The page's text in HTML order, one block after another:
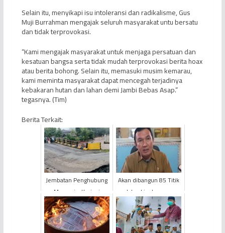
Selain itu, menyikapi isu intoleransi dan radikalisme, Gus
Muji Burrahman mengajak seluruh masyarakat untu bersatu
dan tidak terprovokasi.
“Kami mengajak masyarakat untuk menjaga persatuan dan
kesatuan bangsa serta tidak mudah terprovokasi berita hoax
atau berita bohong. Selain itu, memasuki musim kemarau,
kami meminta masyarakat dapat mencegah terjadinya
kebakaran hutan dan lahan demi Jambi Bebas Asap.”
tegasnya. (Tim)
Berita Terkait:
Jembatan Penghubung
Merangin-Kerinci
Amblas Akibat Banjir,
Pengendara Lewati Jalur
Al...
Akan dibangun 85 Titik
Jalan Lingkungan
Dengan Anggaran 20
Miliar Rupiah, Mana saja
L...